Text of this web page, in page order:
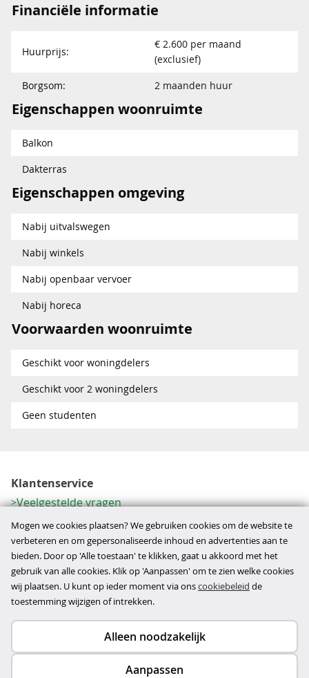
Financiële informatie
Huurprijs:
€ 2.600 per maand
(exclusief)
Borgsom:
2 maanden huur
Eigenschappen woonruimte
Balkon
Dakterras
Eigenschappen omgeving
Nabij uitvalswegen
Nabij winkels
Nabij openbaar vervoer
Nabij horeca
Voorwaarden woonruimte
Geschikt voor woningdelers
Geschikt voor 2 woningdelers
Geen studenten
Klantenservice
Veelgestelde vragen
Contactformulier
Herroeping
Over ons
Bedrijfsgegevens
Werkwijze
Copyright © 2026
Mogen we cookies plaatsen? We gebruiken cookies om de website te
verbeteren en om gepersonaliseerde inhoud en advertenties aan te
bieden. Door op 'Alle toestaan' te klikken, gaat u akkoord met het
gebruik van alle cookies. Klik op 'Aanpassen' om te zien welke cookies
wij plaatsen. U kunt op ieder moment via onscookiebeleid de
toestemming wijzigen of intrekken.
Alleen noodzakelijk
Aanpassen